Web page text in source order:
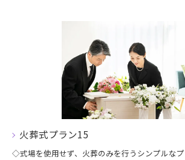
火葬式プラン15
◇式場を使用せず、火葬のみを行うシンプルなプ